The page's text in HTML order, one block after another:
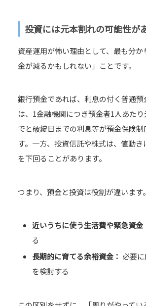
投資には元本割れの可能性が
資産運用が怖い理由として、最も分
金が減るかもしれない」ことです。
銀行預金であれば、利息の付く普通
は、1金融機関につき預金者1人あた
でと破綻日までの利息等が預金保険
す。一方、投資信託や株式は、値動
を下回ることがあります。
つまり、預金と投資は役割が違います。
近いうちに使う生活費や緊急資金
る
長期的に育てる余裕資金： 必要
を検討する